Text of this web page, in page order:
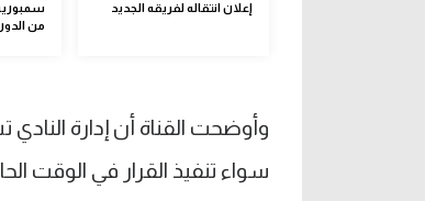
إعلان انتقاله لفريقه الجديد
من
وأوضحت القناة أن إدارة
سواء تنفيذ القرار في الوقت